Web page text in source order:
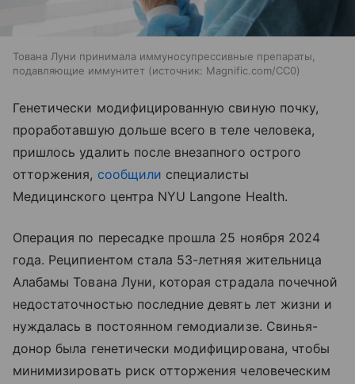
Тована Луни принимала иммуносупрессивные препараты,
подавляющие иммунитет
источник: Magnific.com/CC0
Генетически модифицированную свиную почку,
проработавшую дольше всего в теле человека,
пришлось удалить после внезапного острого
отторжения, сообщили специалисты
Медицинского центра NYU Langone Health.
Операция по пересадке прошла 25 ноября 2024
года. Реципиентом стала 53-летняя жительница
Алабамы Тована Луни, которая страдала почечной
недостаточностью последние девять лет жизни и
нуждалась в постоянном гемодиализе. Свинья-
донор была генетически модифицирована, чтобы
минимизировать риск отторжения человеческим